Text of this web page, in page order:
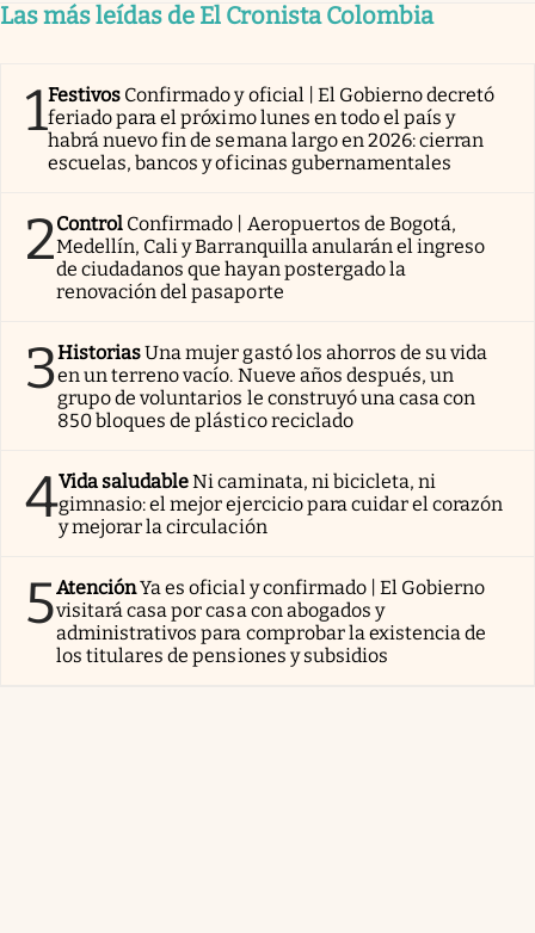
Las más leídas de El Cronista Colombia
1Festivos Confirmado y oficial | El Gobierno decretó
feriado para el próximo lunes en todo el país y
habrá nuevo fin de semana largo en 2026: cierran
escuelas, bancos y oficinas gubernamentales
2Control Confirmado | Aeropuertos de Bogotá,
Medellín, Cali y Barranquilla anularán el ingreso
de ciudadanos que hayan postergado la
renovación del pasaporte
3HistoriasUna mujer gastó los ahorros de su vida
en un terreno vacío. Nueve años después, un
grupo de voluntarios le construyó una casa con
850 bloques de plástico reciclado
4Vida saludableNi caminata, ni bicicleta, ni
gimnasio: el mejor ejercicio para cuidar el corazón
y mejorar la circulación
5AtenciónYa es oficial y confirmado | El Gobierno
visitará casa por casa con abogados y
administrativos para comprobar la existencia de
los titulares de pensiones y subsidios